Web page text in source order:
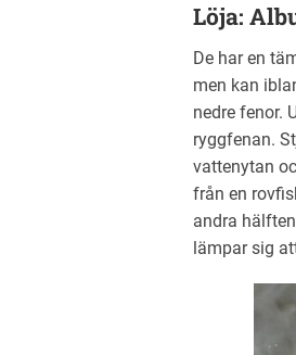
Löja:
De har en
men kan
nedre fenor.
ryggfenan.
vattenytan
från en
andra
lämpar sig